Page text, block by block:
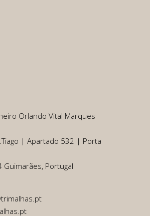
Orlando Vital Marques
| Apartado 532 | Porta
Guimarães, Portugal